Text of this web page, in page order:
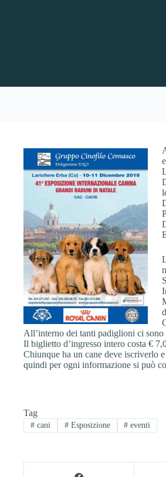
All’interno dei tanti padiglioni ci sono
Il biglietto d’ingresso intero costa €
Chiunque ha un cane deve iscriverlo
quindi per ogni informazione si può
Tag
#cani #Esposizione # eventi